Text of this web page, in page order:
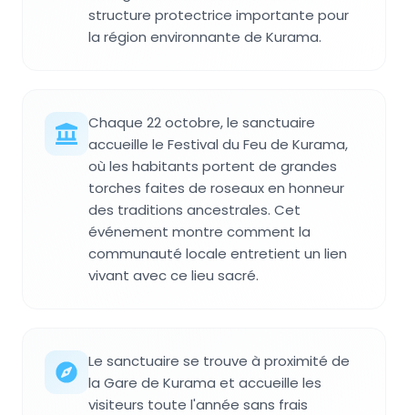
structure protectrice importante pour
la région environnante de Kurama.
Chaque 22 octobre, le sanctuaire
accueille le Festival du Feu de Kurama,
où les habitants portent de grandes
torches faites de roseaux en honneur
des traditions ancestrales. Cet
événement montre comment la
communauté locale entretient un lien
vivant avec ce lieu sacré.
Le sanctuaire se trouve à proximité de
la Gare de Kurama et accueille les
visiteurs toute l'année sans frais